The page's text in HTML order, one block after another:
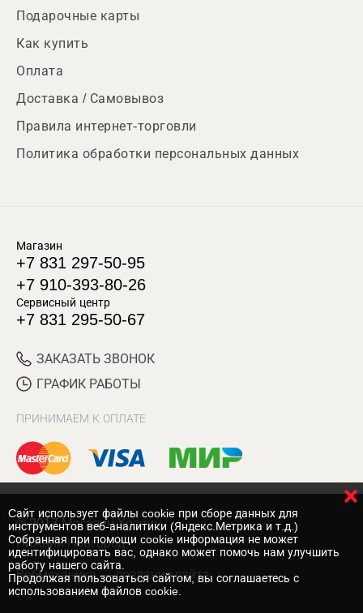
Подарочные карты
Как купить
Оплата
Доставка / Самовывоз
Правила интернет-торговли
Политика обработки персональных данных
Магазин
+7 831 297-50-95
+7 910-393-80-26
Сервисный центр
+7 831 295-50-67
ЗАКАЗАТЬ ЗВОНОК
ГРАФИК РАБОТЫ
ПРИНИМАЕМ К ОПЛАТЕ
© 2017 Магазин Хозяин
Нижний Новгород
Вебмеханика — создание сайта
Cайт использует файлы cookie при сборе данных для
инструментов веб-аналитики (Яндекс.Метрика и т.д.)
Собранная при помощи cookie информация не может
идентифицировать вас, однако может помочь нам улучшить
работу нашего сайта.
Продолжая пользоваться сайтом, вы соглашаетесь с
использованием файлов cookie.